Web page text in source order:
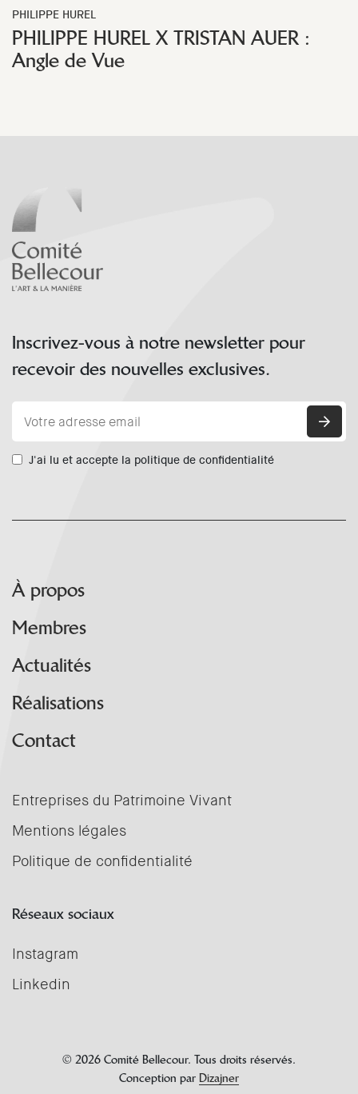
PHILIPPE HUREL
PHILIPPE HUREL X TRISTAN AUER :
Angle de Vue
Inscrivez-vous à notre newsletter pour
recevoir des nouvelles exclusives.
J'ai lu et accepte la politique de confidentialité
À propos
Membres
Actualités
Réalisations
Contact
Entreprises du Patrimoine Vivant
Mentions légales
Politique de confidentialité
Réseaux sociaux
Instagram
Linkedin
© 2026 Comité Bellecour. Tous droits réservés.
Conception par Dizajner